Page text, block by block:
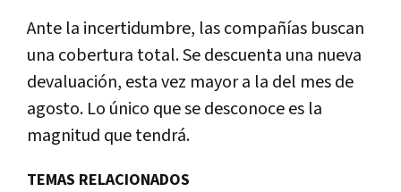
Ante la incertidumbre, las compañías buscan
una cobertura total. Se descuenta una nueva
devaluación, esta vez mayor a la del mes de
agosto. Lo único que se desconoce es la
magnitud que tendrá.
TEMAS RELACIONADOS